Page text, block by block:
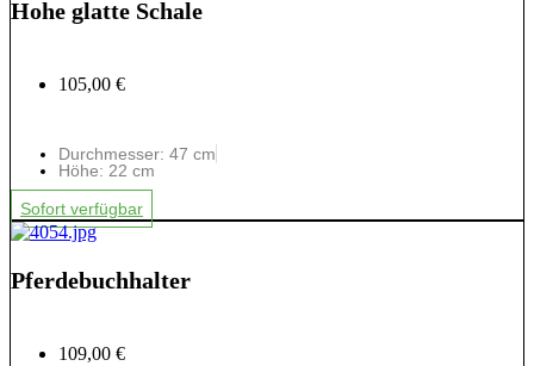
Hohe glatte Schale
105,00 €
Durchmesser: 47 cm
Höhe: 22 cm
Sofort verfügbar
Pferdebuchhalter
109,00 €